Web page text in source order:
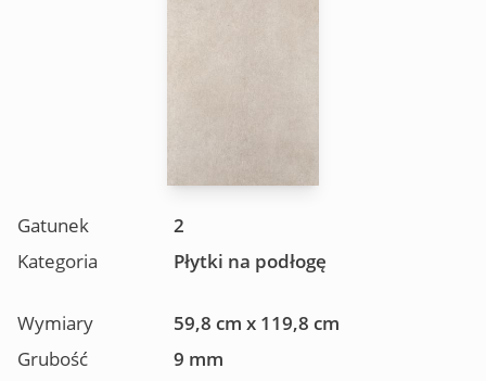
Gatunek
2
Kategoria
Płytki na podłogę
Wymiary
59,8 cm x 119,8 cm
Grubość
9 mm